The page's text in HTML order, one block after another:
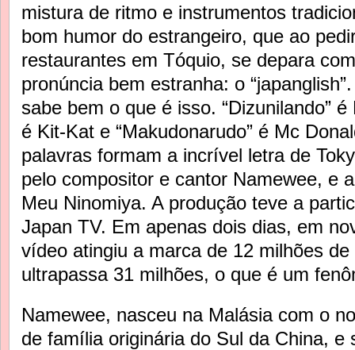
mistura de ritmo e instrumentos
bom humor do estrangeiro, que ao
restaurantes em Tóquio, se depara
pronúncia bem estranha: o
sabe bem o que é isso. “Dizunilando”
é Kit-Kat e “Makudonarudo” é Mc
palavras formam a incrível letra de
pelo compositor e cantor Namewee, e
Meu Ninomiya. A produção teve a
Japan TV. Em apenas dois dias, em
vídeo atingiu a marca de 12 milhões
ultrapassa 31 milhões, o que é um
Namewee, nasceu na Malásia com o
de família originária do Sul da China, e